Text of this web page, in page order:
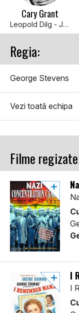
Cary Grant
Leopold Dilg - Joseph
Regia:
George Stevens
Vezi toată echipa
Filme
I
I